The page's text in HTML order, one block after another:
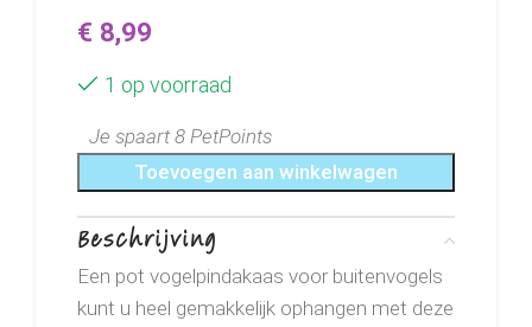
€ 8,99
1 op voorraad
Je spaart 8 PetPoints
Toevoegen aan winkelwagen
Beschrijving
Een pot vogelpindakaas voor buitenvogels
kunt u heel gemakkelijk ophangen met deze